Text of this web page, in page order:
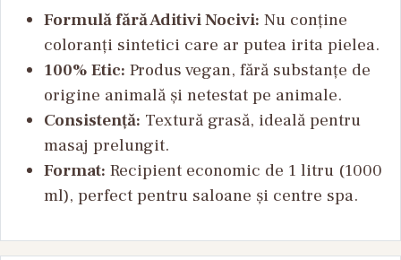
Formulă fără Aditivi Nocivi: Nu conține
coloranți sintetici care ar putea irita pielea.
100% Etic: Produs vegan, fără substanțe de
origine animală și netestat pe animale.
Consistență: Textură grasă, ideală pentru
masaj prelungit.
Format: Recipient economic de 1 litru (1000
ml), perfect pentru saloane și centre spa.